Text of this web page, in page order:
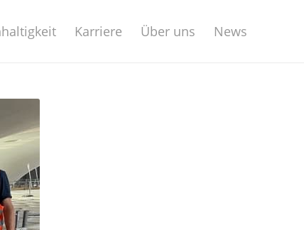
Karriere Über uns News